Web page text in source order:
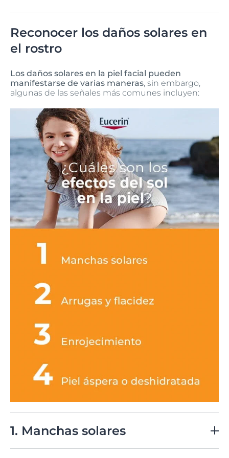
Reconocer los daños solares en
el rostro
Los daños solares en la piel facial pueden
manifestarse de varias maneras, sin embargo,
algunas de las señales más comunes incluyen:
1. Manchas solares